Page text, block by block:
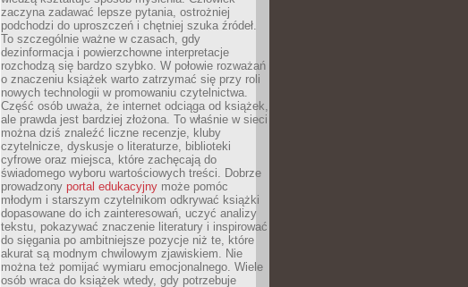
zaczyna zadawać lepsze pytania, ostrożniej
podchodzi do uproszczeń i chętniej szuka źródeł.
To szczególnie ważne w czasach, gdy
dezinformacja i powierzchowne interpretacje
rozchodzą się bardzo szybko. W połowie rozważań
o znaczeniu książek warto zatrzymać się przy roli
nowych technologii w promowaniu czytelnictwa.
Część osób uważa, że internet odciąga od książek,
ale prawda jest bardziej złożona. To właśnie w sieci
można dziś znaleźć liczne recenzje, kluby
czytelnicze, dyskusje o literaturze, biblioteki
cyfrowe oraz miejsca, które zachęcają do
świadomego wyboru wartościowych treści. Dobrze
prowadzony portal edukacyjny może pomóc
młodym i starszym czytelnikom odkrywać książki
dopasowane do ich zainteresowań, uczyć analizy
tekstu, pokazywać znaczenie literatury i inspirować
do sięgania po ambitniejsze pozycje niż te, które
akurat są modnym chwilowym zjawiskiem. Nie
można też pomijać wymiaru emocjonalnego. Wiele
osób wraca do książek wtedy, gdy potrzebuje